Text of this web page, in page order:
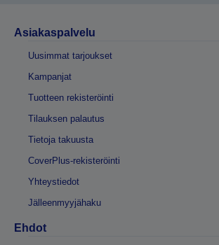
Asiakaspalvelu
Uusimmat tarjoukset
Kampanjat
Tuotteen rekisteröinti
Tilauksen palautus
Tietoja takuusta
CoverPlus-rekisteröinti
Yhteystiedot
Jälleenmyyjähaku
Ehdot